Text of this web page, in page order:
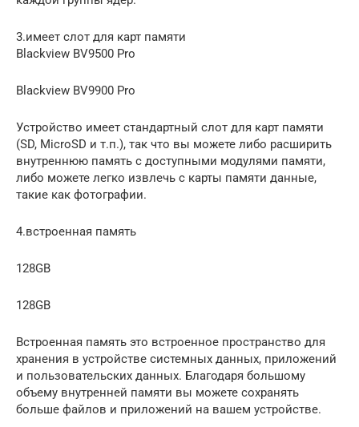
3.имеет слот для карт памяти
Blackview BV9500 Pro
Blackview BV9900 Pro
Устройство имеет стандартный слот для карт памяти
(SD, MicroSD и т.п.), так что вы можете либо расширить
внутреннюю память с доступными модулями памяти,
либо можете легко извлечь с карты памяти данные,
такие как фотографии.
4.встроенная память
128GB
128GB
Встроенная память это встроенное пространство для
хранения в устройстве системных данных, приложений
и пользовательских данных. Благодаря большому
объему внутренней памяти вы можете сохранять
больше файлов и приложений на вашем устройстве.